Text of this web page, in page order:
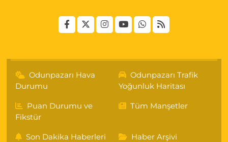
Odunpazarı Hava
Durumu
Odunpazarı Trafik
Yoğunluk Haritası
Puan Durumu ve
Fikstür
Tüm Manşetler
Son Dakika Haberleri Haber Arşivi